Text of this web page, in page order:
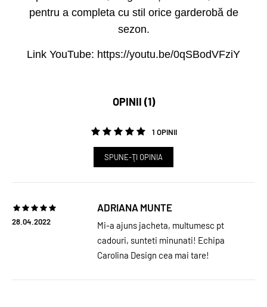
pentru a completa cu stil orice garderobă de
sezon.
Link YouTube: https://youtu.be/0qSBodVFziY
OPINII (1)
1 OPINII
SPUNE-ŢI OPINIA
28.04.2022
ADRIANA MUNTE
Mi-a ajuns jacheta, multumesc pt
cadouri, sunteti minunati! Echipa
Carolina Design cea mai tare!